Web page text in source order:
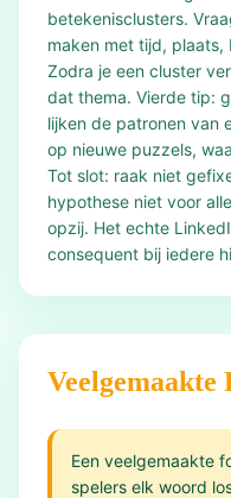
betekenisclusters.
maken met tijd, plaats,
Zodra je een cluster
dat thema. Vierde tip:
lijken de patronen van
op nieuwe puzzels,
Tot slot: raak niet
hypothese niet voor
opzij. Het echte
consequent bij iedere
Veelgemaakte
Een veelgemaakte
spelers elk woord